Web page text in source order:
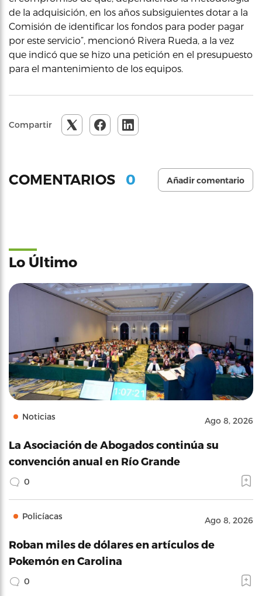
de la adquisición, en los años subsiguientes dotar a la
Comisión de identificar los fondos para poder pagar
por este servicio”, mencionó Rivera Rueda, a la vez
que indicó que se hizo una petición en el presupuesto
para el mantenimiento de los equipos.
Compartir
COMENTARIOS 0 Añadir comentario
Lo Último
Noticias Ago 8, 2026
La Asociación de Abogados continúa su
convención anual en Río Grande
0
Policíacas Ago 8, 2026
Roban miles de dólares en artículos de
Pokemón en Carolina
0